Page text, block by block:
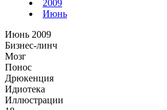
2009
Июнь
Июнь 2009
Бизнес-линч
Мозг
Понос
Дрюкенция
Идиотека
Иллюстрации